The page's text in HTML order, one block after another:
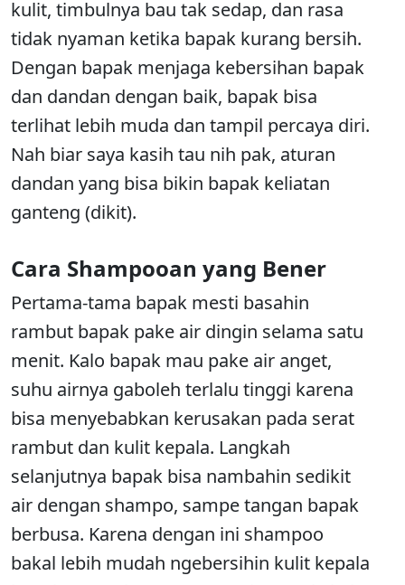
kulit, timbulnya bau tak sedap, dan rasa
tidak nyaman ketika bapak kurang bersih.
Dengan bapak menjaga kebersihan bapak
dan dandan dengan baik, bapak bisa
terlihat lebih muda dan tampil percaya diri.
Nah biar saya kasih tau nih pak, aturan
dandan yang bisa bikin bapak keliatan
ganteng (dikit).
Cara Shampooan yang Bener
Pertama-tama bapak mesti basahin
rambut bapak pake air dingin selama satu
menit. Kalo bapak mau pake air anget,
suhu airnya gaboleh terlalu tinggi karena
bisa menyebabkan kerusakan pada serat
rambut dan kulit kepala. Langkah
selanjutnya bapak bisa nambahin sedikit
air dengan shampo, sampe tangan bapak
berbusa. Karena dengan ini shampoo
bakal lebih mudah ngebersihin kulit kepala